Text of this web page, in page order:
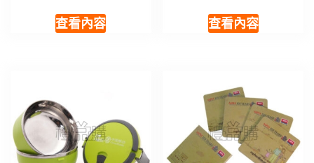
查看內容 查看內容